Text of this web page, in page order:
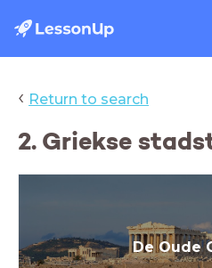
‹ Return to search
2. Griekse
De Oude